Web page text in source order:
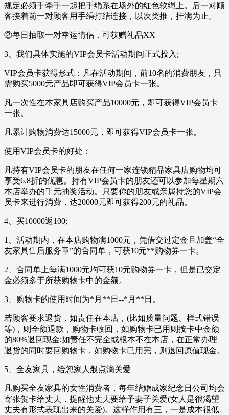
规定必须手牵手一起把手绢系在场外的红色软绳上。后一对顾
客接着前一对顾客用手绢打结连接，以次类推，挂满为止。
②每日抽取一对幸运情侣，可获赠礼品XX
3、我们具体实施的VIP会员卡活动期间正式投入;
VIP会员卡获得形式：凡在活动期间，前10名的消费朋友，只
需购买5000元产品即可获得VIP会员卡一张。
凡一次性在本家具店购买产品10000元，即可获得VIP会员卡
一张。
凡累计购物消费达15000元，即可获得VIP会员卡一张。
使用VIP会员卡的好处：
凡持有VIP会员卡的朋友在任何一家连锁精品家具店购物均可
享受6.8折的优惠。持有VIP会员卡的朋友还可以参加每星期六
本店举办的千元抽奖活动。只要你的朋友或亲属持您的VIP会
员卡来进行消费，达20000元即可获得200元的礼品。
4、买10000返100;
1、活动期内，在本店购物满1000元，凭借交过定金且加盖“全
友家具售后服务章”的合同单，可获10元**购物券一卡。
2、合同单上每满1000元均可获10元购物券一卡，但是已交定
金必须多于所获购物卡中的金额。
3、购物卡的使用时间为*月**日--*月**日。
若顾客要求退货，如责任在本店，(比如质量问题、样式错误
等)，则全额退款，购物卡收回，如购物卡已用则按卡中金额
的80%退回现金;如责任不完全或根本不在本店，在正常办理
退货的同时要回购物卡，如购物卡已用完，则退回原值现金。
5、全友家具，给您家人般点滴关爱
凡购买全友家具的女性消费者，每年结婚成家纪念日公司均会
寄张贺卡给丈夫，提醒他丈夫要给予妻子关爱(女人是很渴望
丈夫有形式表现出来的关爱)。这样作用有三，一是成本很低